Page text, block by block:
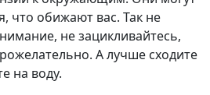
что обижают вас. Так не
не зацикливайтесь,
А лучше сходите
на воду.